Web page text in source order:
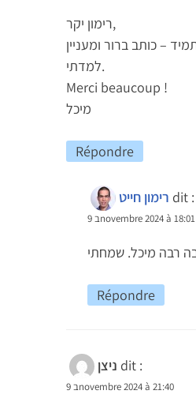
רימון יקר,
למדתי.
Merci beaucoup !
מיכל
Répondre
רימון חייט dit :
9 בnovembre 2024 à 18:01
Répondre
ניצן dit :
9 בnovembre 2024 à 21:40